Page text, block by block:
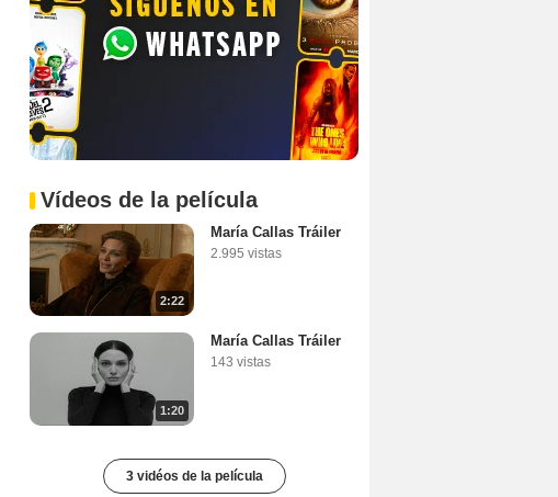
Vídeos de la película
2:22
María Callas Tráiler
2.995 vistas
1:20
María Callas Tráiler
143 vistas
3 vidéos de la película